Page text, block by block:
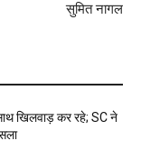
सुमित नागल
खिलवाड़ कर रहे; SC ने